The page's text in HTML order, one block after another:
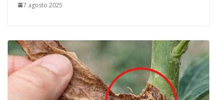
7 agosto 2025